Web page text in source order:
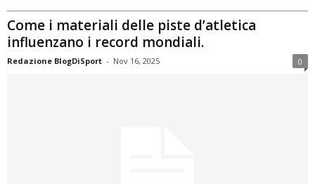
Come i materiali delle piste d’atletica
influenzano i record mondiali.
Redazione BlogDiSport - Nov 16, 2025 0